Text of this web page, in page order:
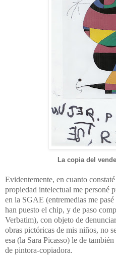
La copia del
Evidentemente, en cuanto
propiedad intelectual me personé
en la SGAE (entremedias me
han puesto el chip, y de paso
Verbatim), con objeto de
obras pictóricas de mis niños, no
esa (la Sara Picasso) le de
de pintora-copiadora.